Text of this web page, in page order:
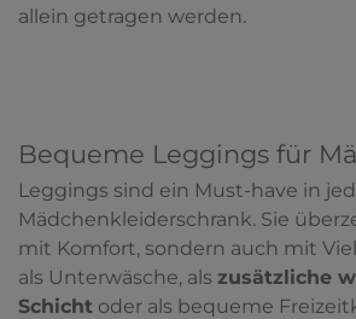
allein getragen werden.
Bequeme Leggings für
Leggings sind ein Must-have in
Mädchenkleiderschrank. Sie
mit Komfort, sondern auch mit
als Unterwäsche, als zusätzliche
Schicht oder als bequeme